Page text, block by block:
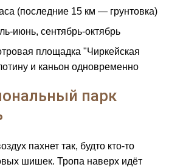
(последние 15 км — грунтовка)
июнь, сентябрь-октябрь
площадка "Чиркейская
и каньон одновременно
парк
пахнет так, будто кто-то
шишек. Тропа наверх идёт